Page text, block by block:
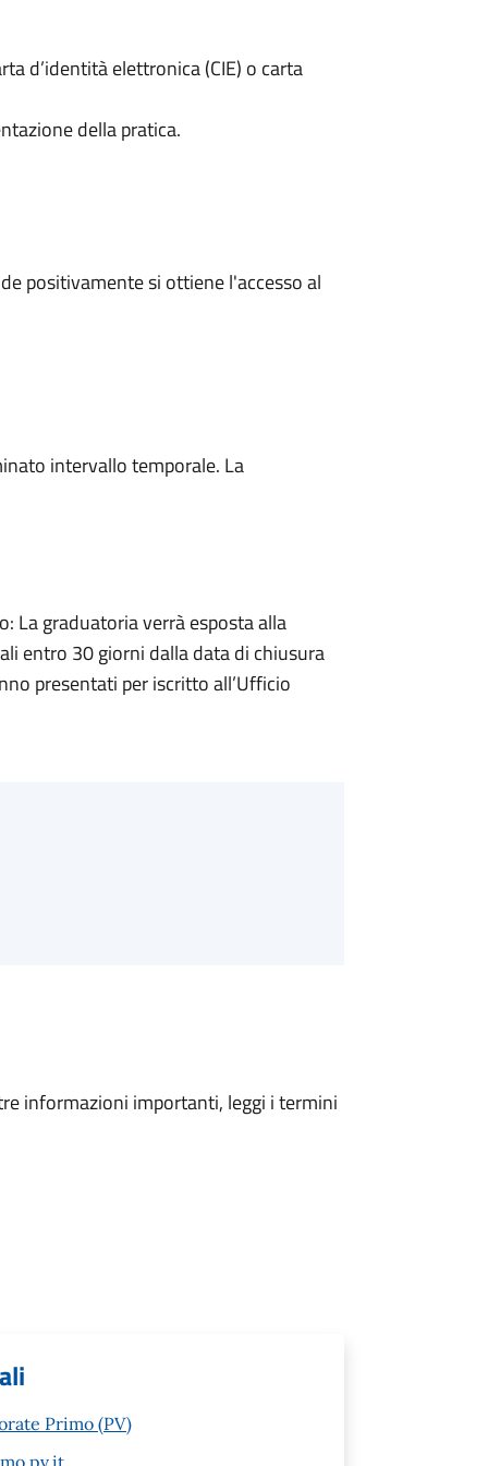
d’identità elettronica (CIE) o carta
della pratica.
positivamente si ottiene l'accesso al
intervallo temporale. La
La graduatoria verrà esposta alla
entro 30 giorni dalla data di chiusura
presentati per iscritto all’Ufficio
informazioni importanti, leggi i termini
Primo (PV)